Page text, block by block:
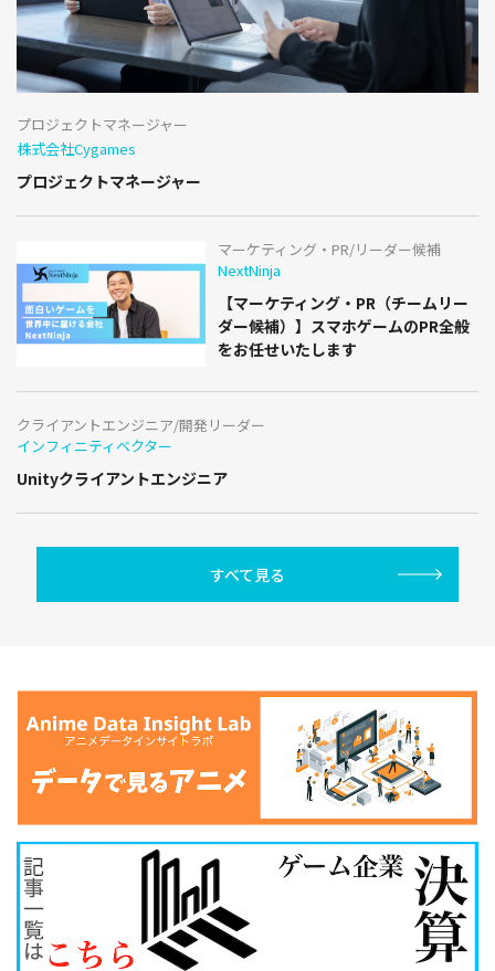
プロジェクトマネージャー
株式会社Cygames
プロジェクトマネージャー
マーケティング・PR/リーダー候補
NextNinja
【マーケティング・PR（チームリー
ダー候補）】スマホゲームのPR全般
をお任せいたします
クライアントエンジニア/開発リーダー
インフィニティベクター
Unityクライアントエンジニア
すべて見る